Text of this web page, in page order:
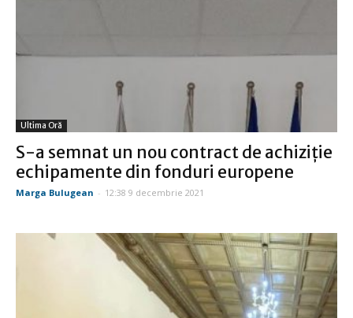
Ultima Oră
S-a semnat un nou contract de achiziție
echipamente din fonduri europene
Marga Bulugean - 12:38 9 decembrie 2021